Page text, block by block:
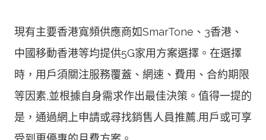
現有主要香港寬頻供應商如SmarTone、3香港、
中國移動香港等均提供5G家用方案選擇。在選擇
時，用戶須關注服務覆蓋、網速、費用、合約期限
等因素,並根據自身需求作出最佳決策。值得一提的
是，通過網上申請或尋找銷售人員推薦,用戶或可享